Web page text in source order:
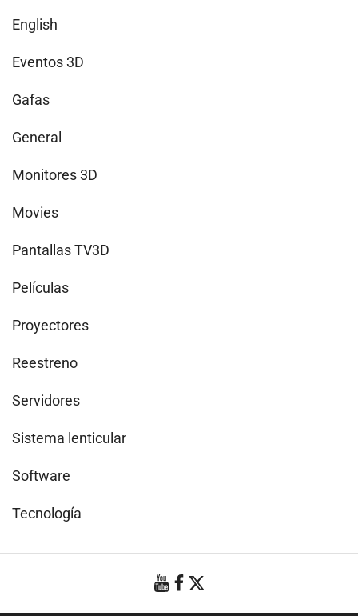
English
Eventos 3D
Gafas
General
Monitores 3D
Movies
Pantallas TV3D
Películas
Proyectores
Reestreno
Servidores
Sistema lenticular
Software
Tecnología